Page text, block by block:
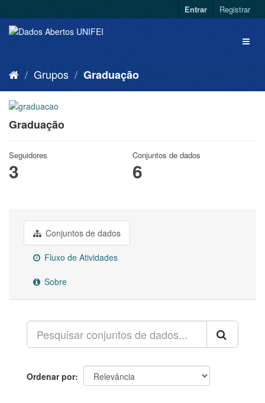
Entrar Registrar
Grupos Graduação
Graduação
Seguidores
3
Conjuntos de dados
6
Conjuntos de dados
Fluxo de Atividades
Sobre
Ordenar por